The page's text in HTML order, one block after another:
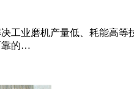
工业磨机产量低、耗能高
靠的…